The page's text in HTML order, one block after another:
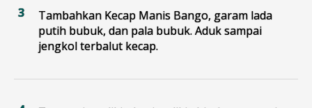
Tambahkan Kecap Manis Bango, garam lada
putih bubuk, dan pala bubuk. Aduk sampai
jengkol terbalut kecap.